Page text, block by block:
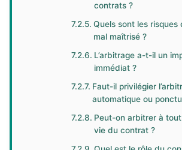
contrats ?
Quels sont les risques
mal maîtrisé ?
L’arbitrage a-t-il un
immédiat ?
Faut-il privilégier
automatique ou
Peut-on arbitrer à
vie du contrat ?